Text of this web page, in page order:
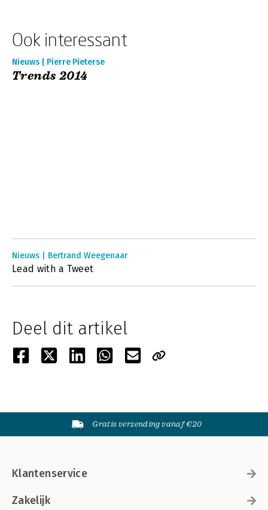
Ook interessant
Nieuws | Pierre Pieterse
Trends 2014
Nieuws | Bertrand Weegenaar
Lead with a Tweet
Deel dit artikel
Gratis verzending vanaf €20
Klantenservice
Zakelijk